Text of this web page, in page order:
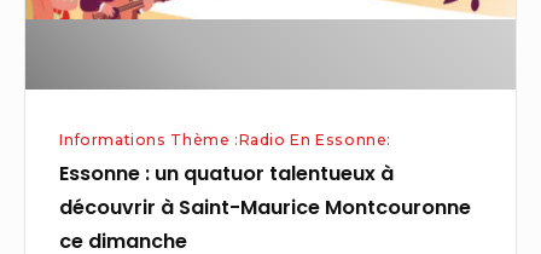
à
dimanche
Informations Thème :Radio En Essonne:
Essonne : un quatuor talentueux à
découvrir à Saint-Maurice Montcouronne
ce dimanche